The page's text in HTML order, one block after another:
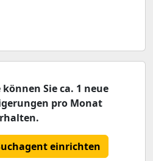
können Sie ca. 1 neue
pro Monat
einrichten